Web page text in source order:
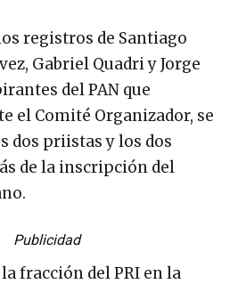
registros de Santiago
Gabriel Quadri y Jorge
del PAN que
el Comité Organizador, se
dos priistas y los dos
de la inscripción del
Publicidad
fracción del PRI en la